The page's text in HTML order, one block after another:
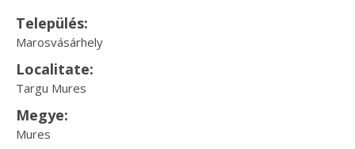
Település:
Marosvásárhely
Localitate:
Targu Mures
Megye:
Mures